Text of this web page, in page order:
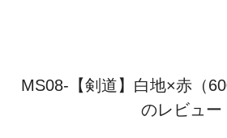
MS08-【剣道】白地×赤（
のレビュー